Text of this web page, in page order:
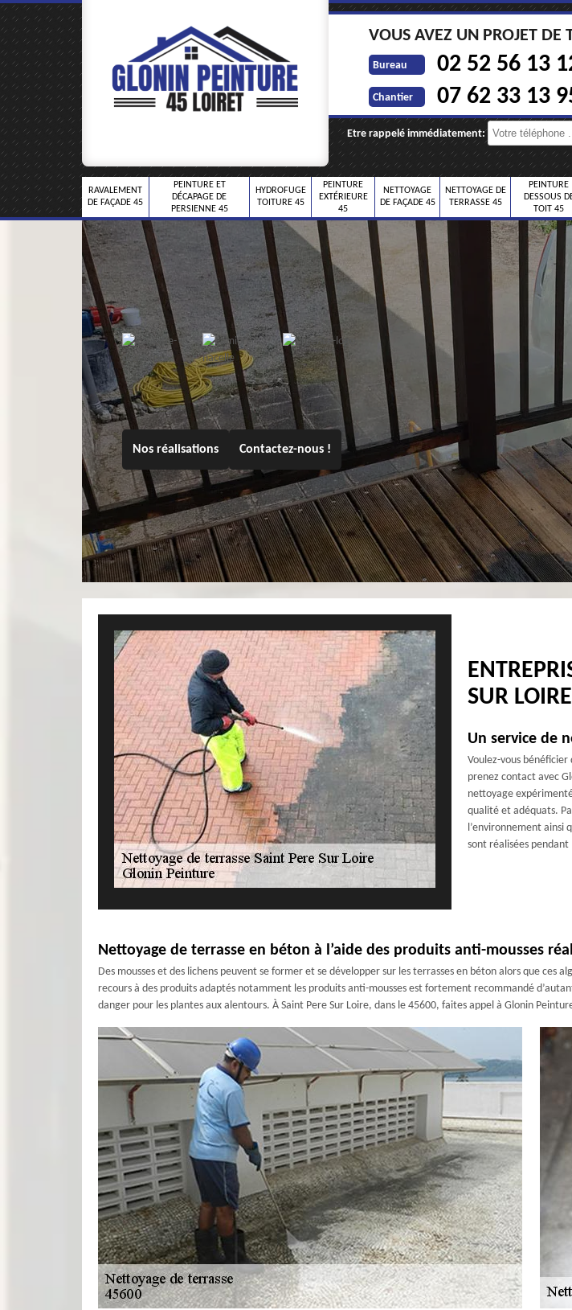
VOUS AVEZ UN PROJET DE
Bureau 02 52 56 13
Chantier 07 62 33 13
Etre rappelé immédiatement:
RAVALEMENT
DE FAÇADE 45
PEINTURE ET
DÉCAPAGE DE
PERSIENNE 45
HYDROFUGE
TOITURE 45
PEINTURE
EXTÉRIEURE
45
NETTOYAGE
DE FAÇADE 45
NETTOYAGE DE
TERRASSE 45
PEINTURE
DESSOUS
TOIT 45
Nos réalisations Contactez-nous !
SUR
Un service de
Voulez-vous bénéficier
prenez contact avec
nettoyage
qualité et adéquats.
l’environnement ainsi
sont réalisées
Nettoyage de terrasse en béton à l’aide des produits anti-mousses
Des mousses et des lichens peuvent se former et se développer sur les terrasses en béton alors que
recours à des produits adaptés notamment les produits anti-mousses est fortement recommandé
danger pour les plantes aux alentours. À Saint Pere Sur Loire, dans le 45600, faites appel à Glonin